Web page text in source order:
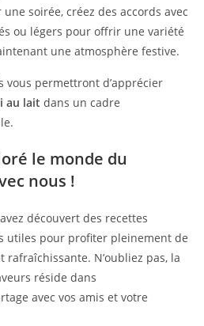
une soirée, créez des accords avec
ou légers pour offrir une variété
une atmosphère festive.
vous permettront d’apprécier
au lait dans un cadre
le monde du
nous !
découvert des recettes
utiles pour profiter pleinement de
rafraîchissante. N’oubliez pas, la
réside dans
avec vos amis et votre